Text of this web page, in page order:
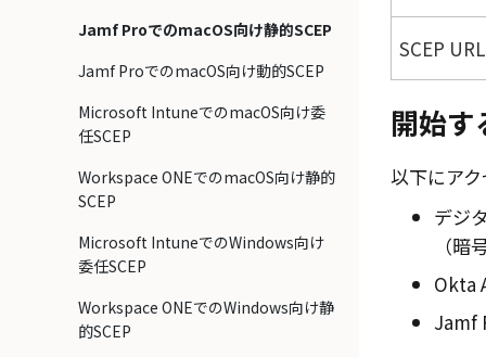
Jamf ProでのmacOS向け静的SCEP
Jamf ProでのmacOS向け動的SCEP
Microsoft IntuneでのmacOS向け委
任SCEP
Workspace ONEでのmacOS向け静的
SCEP
Microsoft IntuneでのWindows向け
委任SCEP
Workspace ONEでのWindows向け静
的SCEP
SCEP URL
開始す
以下にア
デジ
（
Okta
Jamf